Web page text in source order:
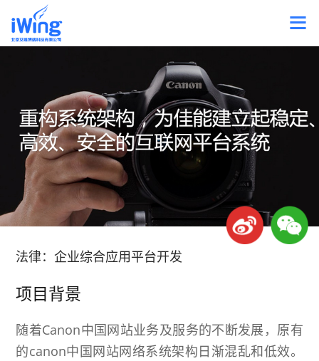
法律：企业综合应用平台开发
项目背景
随着Canon中国网站业务及服务的不断发展，原有
的canon中国网站网络系统架构日渐混乱和低效。